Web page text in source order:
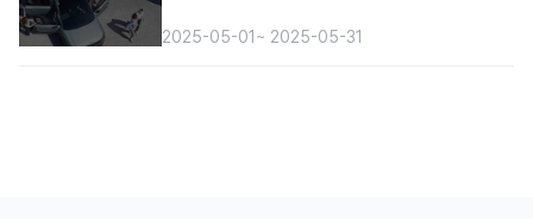
2025-05-01 ~ 2025-05-31